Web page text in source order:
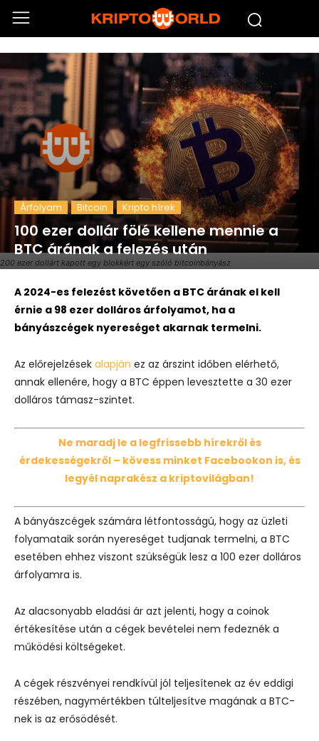
200 ezer dollárt kapott egy blokkért egy szóló bitcoinbányász
Árfolyam Bitcoin Kripto hírek
100 ezer dollár fölé kellene mennie a
BTC árának a felezés után
A 2024-es felezést követően a BTC árának el kell
érnie a 98 ezer dolláros árfolyamot, ha a
bányászcégek nyereséget akarnak termelni.
Az előrejelzések alapján ez az árszint időben elérhető,
annak ellenére, hogy a BTC éppen levesztette a 30 ezer
dolláros támasz-szintet.
Ne maradj le a legfrissebb hírekről és
érdekességekről – kövess minket Facebookon is, és
legyél naprakész a kriptovilágban!
A bányászcégek számára létfontosságú, hogy az üzleti
folyamataik során nyereséget tudjanak termelni, a BTC
esetében ehhez viszont szükségük lesz a 100 ezer dolláros
árfolyamra is.
Az alacsonyabb eladási ár azt jelenti, hogy a coinok
értékesítése után a cégek bevételei nem fedeznék a
működési költségeket.
A cégek részvényei rendkívül jól teljesítenek az év eddigi
részében, nagymértékben túlteljesítve magának a BTC-
nek is az erősödését.